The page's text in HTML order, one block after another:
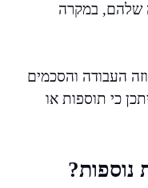
שלהם, במקרה
העבודה והסכמים
כי תוספות או
נוספות?